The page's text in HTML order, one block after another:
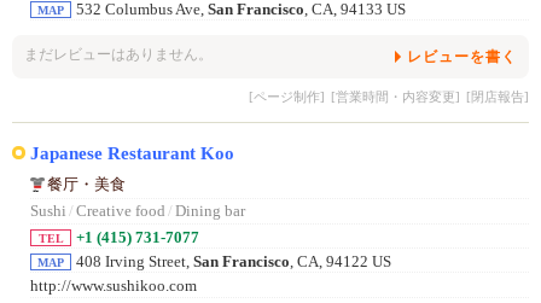
MAP 532 Columbus Ave, San Francisco, CA, 94133 US
まだレビューはありません。 レビューを書く
[ページ制作] [営業時間・内容変更] [閉店報告]
Japanese Restaurant Koo
餐厅・美食
Sushi / Creative food / Dining bar
TEL +1 (415) 731-7077
MAP 408 Irving Street, San Francisco, CA, 94122 US
http://www.sushikoo.com